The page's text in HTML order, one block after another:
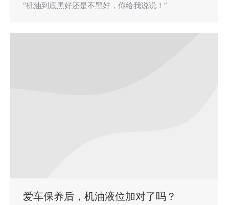
“机油到底黑好还是不黑好，你给我说说！”
爱车保养后，机油液位加对了吗？